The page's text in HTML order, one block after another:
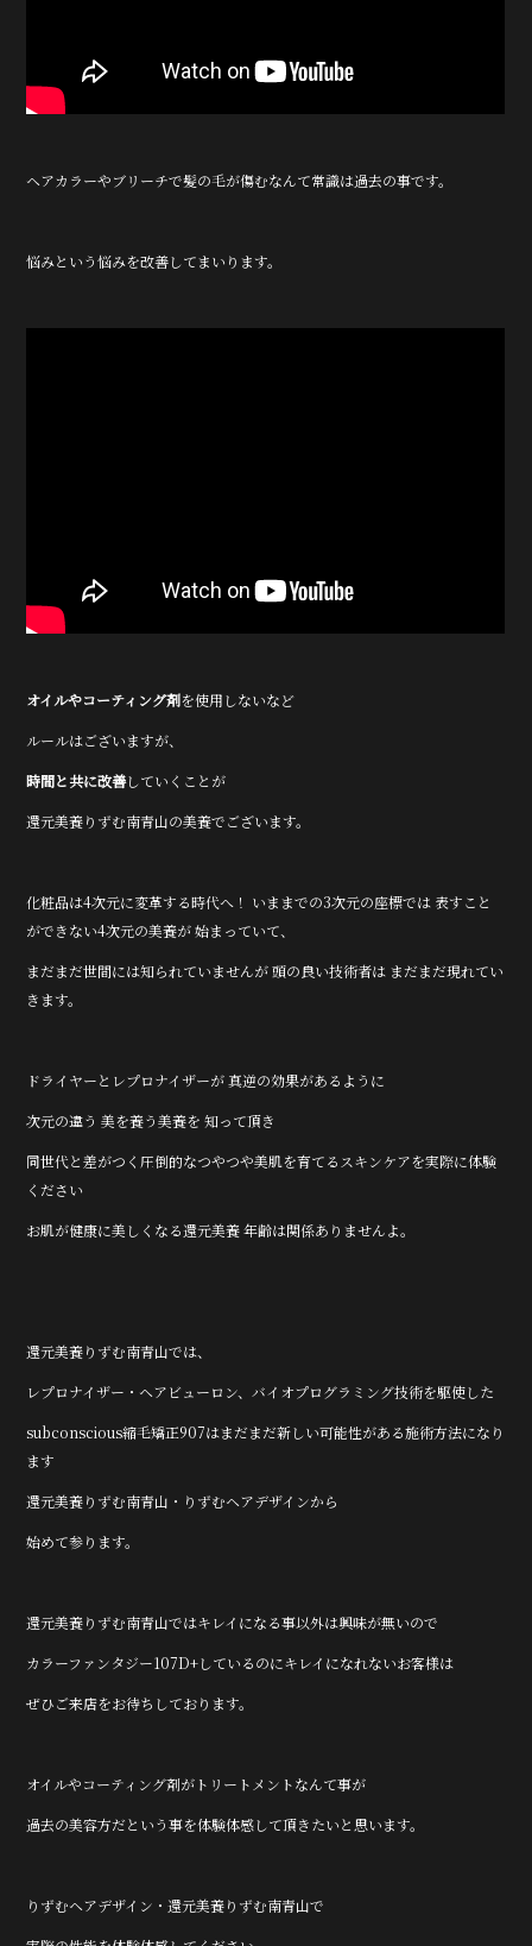
ヘアカラーやブリーチで髪の毛が傷むなんて常識は過去の事です。
悩みという悩みを改善してまいります。
オイルやコーティング剤を使用しないなど
ルールはございますが、
時間と共に改善していくことが
還元美養りずむ南青山の美養でございます。
化粧品は4次元に変革する時代へ！ いままでの3次元の座標では 表すこと
ができない4次元の美養が 始まっていて、
まだまだ世間には知られていませんが 頭の良い技術者は まだまだ現れてい
きます。
ドライヤーとレプロナイザーが 真逆の効果があるように
次元の違う 美を養う美養を 知って頂き
同世代と差がつく圧倒的なつやつや美肌を育てるスキンケアを実際に体験
ください
お肌が健康に美しくなる還元美養 年齢は関係ありませんよ。
還元美養りずむ南青山では、
レプロナイザー・ヘアビューロン、バイオプログラミング技術を駆使した
subconscious縮毛矯正907はまだまだ新しい可能性がある施術方法になり
ます
還元美養りずむ南青山・りずむヘアデザインから
始めて参ります。
還元美養りずむ南青山ではキレイになる事以外は興味が無いので
カラーファンタジー107D+しているのにキレイになれないお客様は
ぜひご来店をお待ちしております。
オイルやコーティング剤がトリートメントなんて事が
過去の美容方だという事を体験体感して頂きたいと思います。
りずむヘアデザイン・還元美養りずむ南青山で